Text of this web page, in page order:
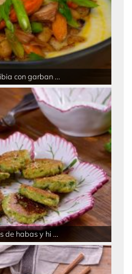
con garban ...
de habas y hi ...